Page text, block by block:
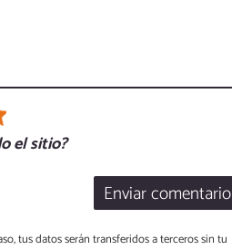
el sitio?
Enviar comentario
tus datos serán transferidos a terceros sin tu